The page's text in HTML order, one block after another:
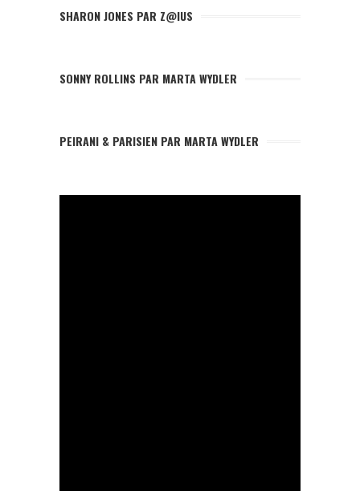
SHARON JONES PAR Z@IUS
SONNY ROLLINS PAR MARTA WYDLER
PEIRANI & PARISIEN PAR MARTA WYDLER